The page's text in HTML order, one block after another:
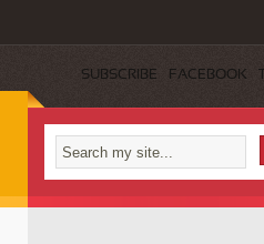
SUBSCRIBE FACEBOOK